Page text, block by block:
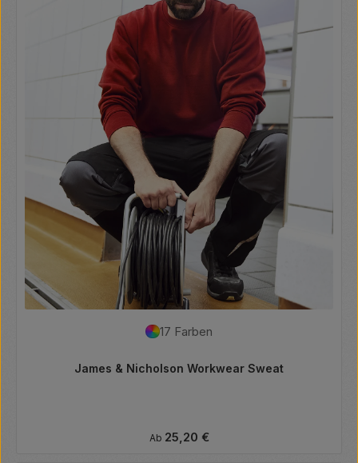
17 Farben
James & Nicholson Workwear Sweat
Regulärer Preis:
Ab 25,20 €